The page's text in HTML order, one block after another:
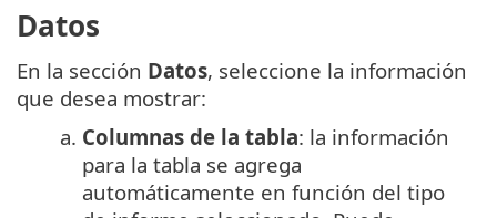
Datos
En la sección Datos, seleccione la información
que desea mostrar:
a. Columnas de la tabla: la información
para la tabla se agrega
automáticamente en función del tipo